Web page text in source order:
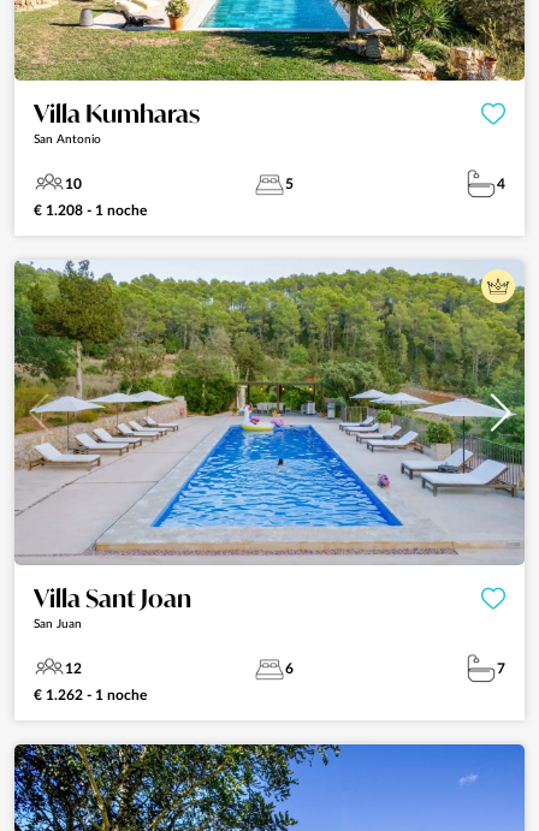
Villa Kumharas
San Antonio
10 5
4
€ 1.208 - 1 noche
Villa Sant Joan
San Juan
12 6
7
€ 1.262 - 1 noche